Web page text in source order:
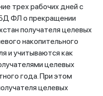
трех рабочих дней с
ФЛ о прекращении
получателя целевых
накопительного
и учитываются как
целевых
года. При этом
целевых